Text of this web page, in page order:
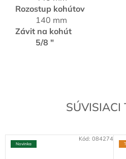
SÚVISIACI
Novinka
Kód: 084274
Rozostup kohútov
140 mm
Závit na kohút
5/8 "